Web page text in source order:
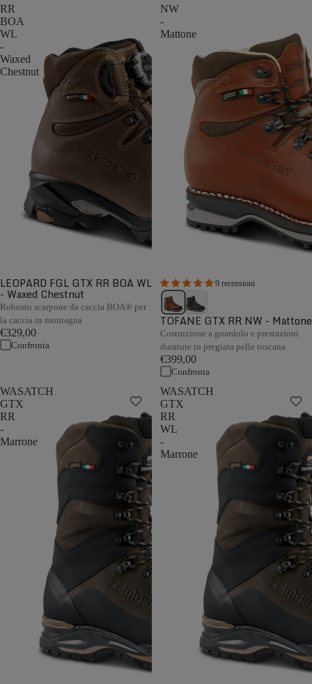
RR
BOA
WL
-
Waxed
Chestnut
LEOPARD FGL GTX RR BOA WL
- Waxed Chestnut
Robusto scarpone da caccia BOA® per
la caccia in montagna
€329,00
Confronta
NW
-
Mattone
9 recensioni
TOFANE GTX RR NW - Mattone
Costruzione a guardolo e prestazioni
durature in pregiata pelle toscana.
€399,00
Confronta
WASATCH
GTX
RR
-
Marrone
WASATCH
GTX
RR
WL
-
Marrone